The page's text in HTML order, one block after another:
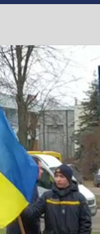
, #ООС,
родин